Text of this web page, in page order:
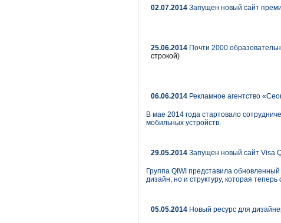
02.07.2014 Запущен новый сайт
25.06.2014 Почти 2000
строкой)
06.06.2014 Рекламное агентство
В мае 2014 года стартовало
мобильных устройств.
29.05.2014 Запущен новый сайт Visa
Группа QIWI представила
дизайн, но и структуру, которая
05.05.2014 Новый ресурс для